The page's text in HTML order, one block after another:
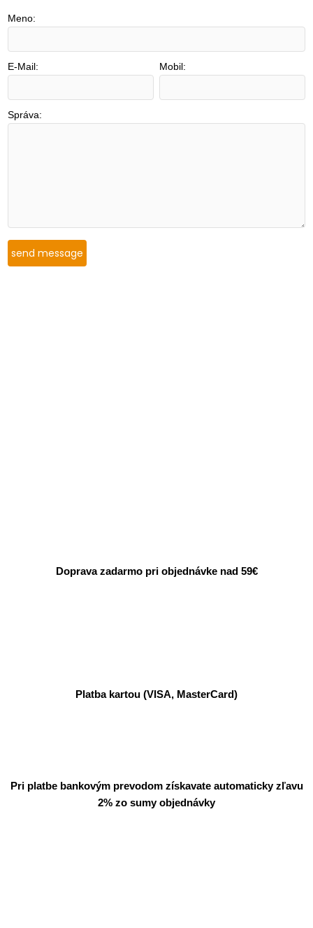
Meno:
E-Mail: Mobil:
Správa:
Doprava zadarmo pri objednávke nad 59€
Platba kartou (VISA, MasterCard)
Pri platbe bankovým prevodom získavate automaticky zľavu
2% zo sumy objednávky